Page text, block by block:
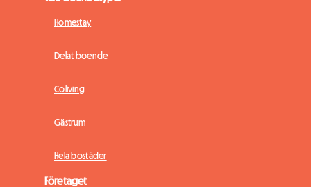
Homestay
Delat boende
Coliving
Gästrum
Hela bostäder
Företaget